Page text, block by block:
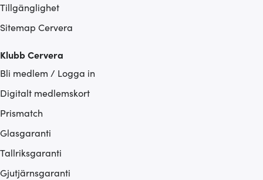
Tillgänglighet
Sitemap Cervera
Klubb Cervera
Bli medlem / Logga in
Digitalt medlemskort
Prismatch
Glasgaranti
Tallriksgaranti
Gjutjärnsgaranti